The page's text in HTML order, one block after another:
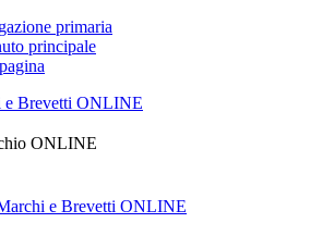
primaria
principale
e Brevetti ONLINE
ONLINE
e Brevetti ONLINE